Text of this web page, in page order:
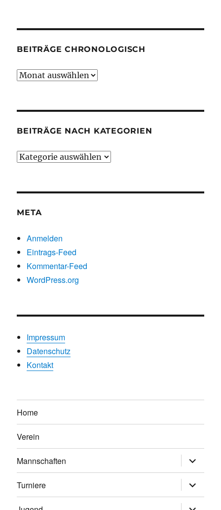
BEITRÄGE CHRONOLOGISCH
Beiträge
BEITRÄGE NACH KATEGORIEN
Beiträge
META
Anmelden
Eintrags-Feed
Kommentar-Feed
WordPress.org
Impressum
Datenschutz
Kontakt
Home
Verein
Mannschaften
anzeigen
Turniere
anzeigen